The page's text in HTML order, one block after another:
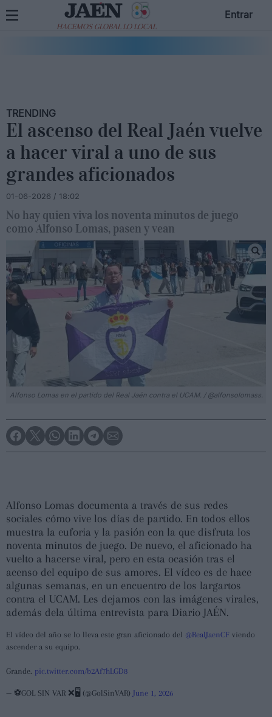
HACEMOS GLOBAL LO LOCAL
Entrar
TRENDING
El ascenso del Real Jaén vuelve
a hacer viral a uno de sus
grandes aficionados
01-06-2026 / 18:02
No hay quien viva los noventa minutos de juego
como Alfonso Lomas, pasen y vean
Alfonso Lomas en el partido del Real Jaén contra el UCAM. / @alfonsolomass.
Alfonso Lomas documenta a través de sus redes
sociales cómo vive los días de partido. En todos ellos
muestra la euforia y la pasión con la que disfruta los
noventa minutos de juego. De nuevo, el aficionado ha
vuelto a hacerse viral, pero en esta ocasión tras el
acenso del equipo de sus amores. El vídeo es de hace
algunas semanas, en un encuentro de los largartos
contra el UCAM. Les dejamos con las imágenes virales,
además dela última entrevista para Diario JAÉN.
El vídeo del año se lo lleva este gran aficionado del @RealJaenCF viendo
ascender a su equipo.
Grande. pic.twitter.com/b2Af7hLGD8
— ⚽GOL SIN VAR ❌🖥️ (@GolSinVAR) June 1, 2026